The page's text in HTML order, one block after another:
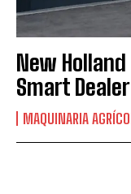
New
Smart
MAQUINARIA